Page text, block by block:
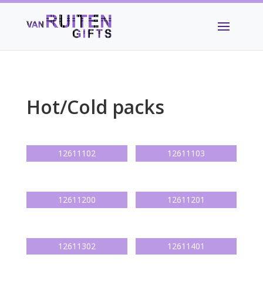
Hot/Cold packs
12611102 12611103
12611200 12611201
12611302 12611401